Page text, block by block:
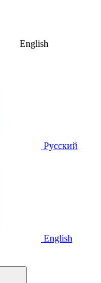
English
Русский
English